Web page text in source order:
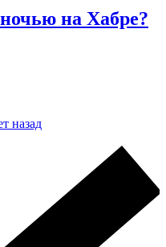
на Хабре?
назад